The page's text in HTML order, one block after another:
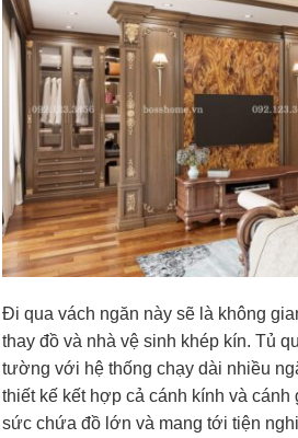
Đi qua vách ngăn này sẽ là không
thay đồ và nhà vệ sinh khép kín. Tủ
tường với hệ thống chạy dài nhiều
thiết kế kết hợp cả cánh kính và cánh
sức chứa đồ lớn và mang tới tiện